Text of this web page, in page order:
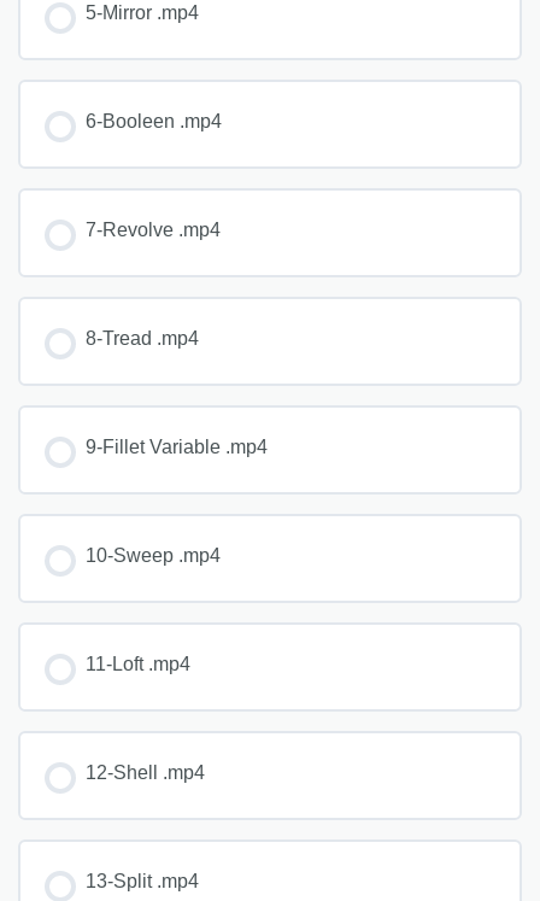
5-Mirror .mp4
6-Booleen .mp4
7-Revolve .mp4
8-Tread .mp4
9-Fillet Variable .mp4
10-Sweep .mp4
11-Loft .mp4
12-Shell .mp4
13-Split .mp4